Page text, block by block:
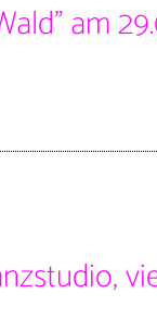
am